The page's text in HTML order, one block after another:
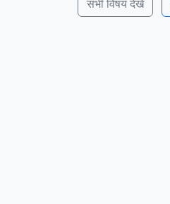
सभी विषय देखें